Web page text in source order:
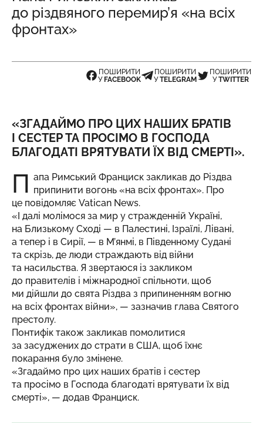
до різдвяного перемир’я «на всіх
фронтах»
ПОШИРИТИ
У FACEBOOK
ПОШИРИТИ
УTELEGRAM
ПОШИРИТИ
УTWITTER
«ЗГАДАЙМО ПРО ЦИХ НАШИХ БРАТІВ
І СЕСТЕР ТА ПРОСІМО В ГОСПОДА
БЛАГОДАТІ ВРЯТУВАТИ ЇХ ВІД СМЕРТІ».
П апа Римський Франциск закликав до Різдва
припинити вогонь «на всіх фронтах». Про
це повідомляє Vatican News.
«І далі молімося за мир у стражденній Україні,
на Близькому Сході — в Палестині, Ізраїлі, Лівані,
а тепер і в Сирії, — в М’янмі, в Південному Судані
та скрізь, де люди страждають від війни
та насильства. Я звертаюся із закликом
до правителів і міжнародної спільноти, щоб
ми дійшли до свята Різдва з припиненням вогню
на всіх фронтах війни», — зазначив глава Святого
престолу.
Понтифік також закликав помолитися
за засуджених до страти в США, щоб їхнє
покарання було змінене.
«Згадаймо про цих наших братів і сестер
та просімо в Господа благодаті врятувати їх від
смерті», — додав Франциск.